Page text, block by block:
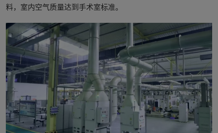
料，室内空气质量达到手术室标准。